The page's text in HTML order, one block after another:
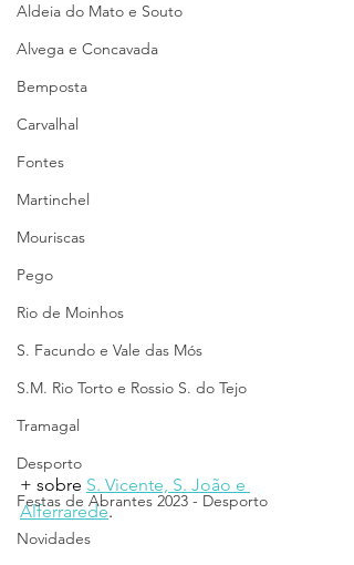
Aldeia do Mato e Souto
Alvega e Concavada
Bemposta
Carvalhal
Fontes
Martinchel
Mouriscas
Pego
Rio de Moinhos
S. Facundo e Vale das Mós
S.M. Rio Torto e Rossio S. do Tejo
Tramagal
Desporto
Festas de Abrantes 2023 - Desporto
Novidades
+ sobre S. Vicente, S. João e
Alferrarede.